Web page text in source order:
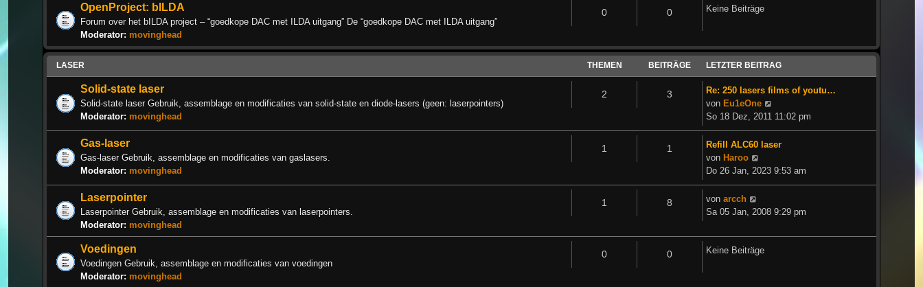
OpenProject: bILDA
Forum over het bILDA project – “goedkope DAC met ILDA uitgang” De “goedkope DAC met ILDA uitgang”
Moderator: movinghead
0 0 Keine Beiträge
LASER THEMEN BEITRÄGE LETZTER BEITRAG
Solid-state laser
Solid-state laser Gebruik, assemblage en modificaties van solid-state en diode-lasers (geen: laserpointers)
Moderator: movinghead
2 3
Re: 250 lasers films of youtu…
von Eu1eOne
Beitrag
So 18 Dez, 2011 11:02 pm
Gas-laser
Gas-laser Gebruik, assemblage en modificaties van gaslasers.
Moderator: movinghead
1 1
Refill ALC60 laser
von Haroo
Beitrag
Do 26 Jan, 2023 9:53 am
Laserpointer
Laserpointer Gebruik, assemblage en modificaties van laserpointers.
Moderator: movinghead
1 8 von arcch
Beitrag
Sa 05 Jan, 2008 9:29 pm
Voedingen
Voedingen Gebruik, assemblage en modificaties van voedingen
Moderator: movinghead
0 0 Keine Beiträge